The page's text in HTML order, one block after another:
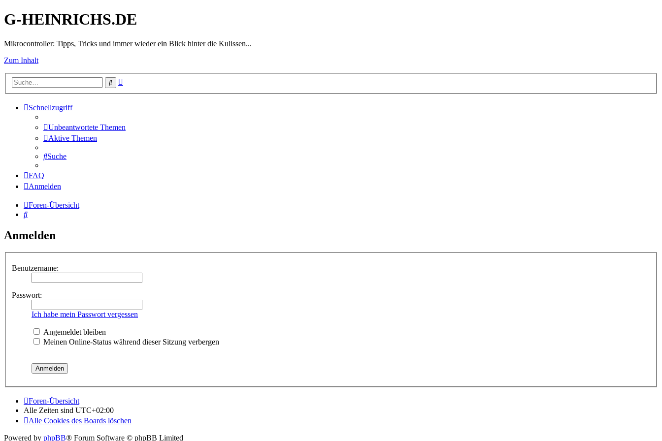
G-HEINRICHS.DE
Mikrocontroller: Tipps, Tricks und immer wieder ein Blick hinter die Kulissen...
Zum Inhalt
Suche
Schnellzugriff
Unbeantwortete Themen
Aktive Themen
Suche
FAQ
Anmelden
Foren-Übersicht
Suche
Anmelden
Benutzername:
Passwort:
Ich habe mein Passwort vergessen
Angemeldet bleiben
Meinen Online-Status während dieser Sitzung verbergen
Foren-Übersicht
Alle Zeiten sind UTC+02:00
Alle Cookies des Boards löschen
Powered by phpBB® Forum Software © phpBB Limited